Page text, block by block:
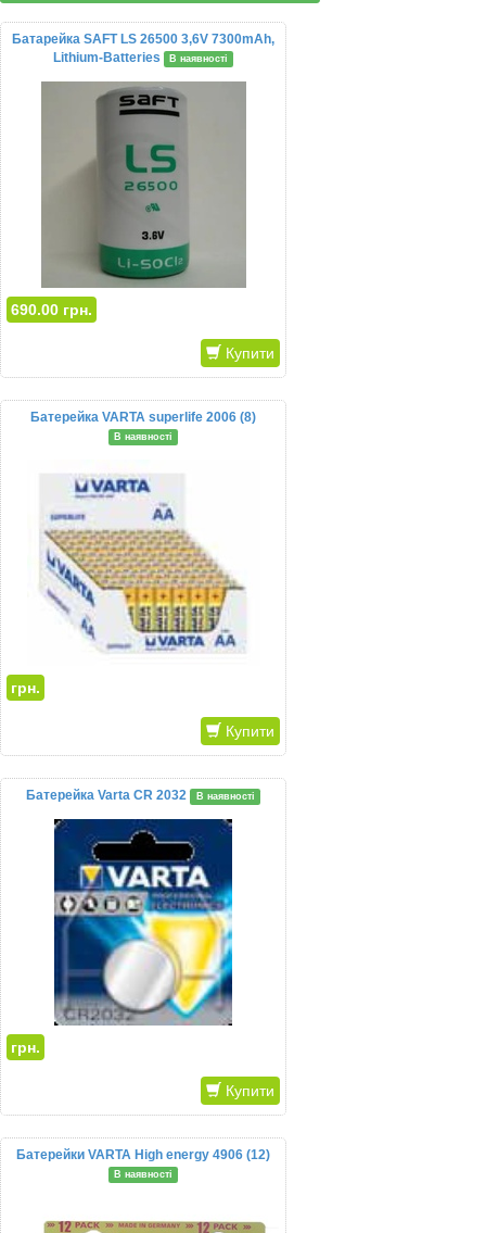
Батарейка SAFT LS 26500 3,6V 7300mAh,
Lithium-Batteries
В наявності
690.00 грн.
Купити
Батерейка VARTA superlife 2006 (8)
В наявності
грн.
Купити
Батерейка Varta CR 2032 В наявності
грн.
Купити
Батерейки VARTA High energy 4906 (12)
В наявності